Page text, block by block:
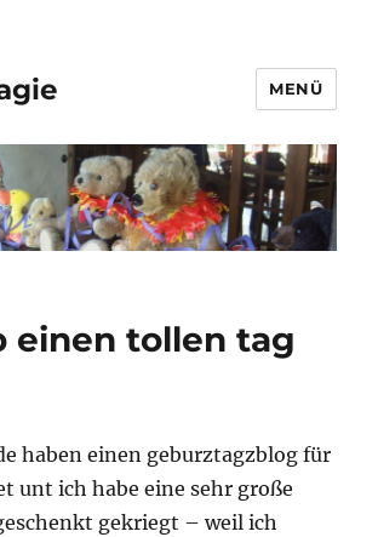
MENÜ
einen tollen tag
haben einen geburztagzblog für
unt ich habe eine sehr große
gekriegt – weil ich